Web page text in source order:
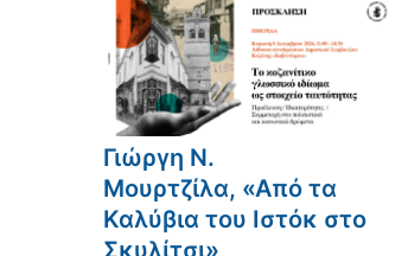
Γιώργη Ν.
Μουρτζίλα, «Από τα
Καλύβια του Ιστόκ στο
Σκυλίτσι»